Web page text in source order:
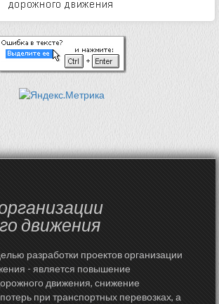
движения
разработки проектов организации
- является повышение
движения, снижение
при транспортных перевозках, а